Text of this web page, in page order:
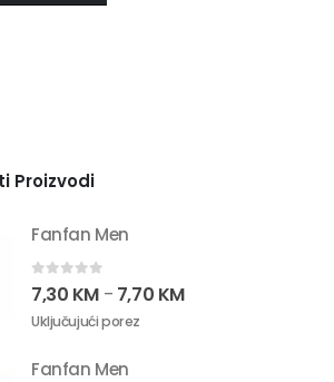
Proizvodi
Fanfan Men
0out of 5
7,30 KM – 7,70 KM
Uključujući porez
Fanfan Men